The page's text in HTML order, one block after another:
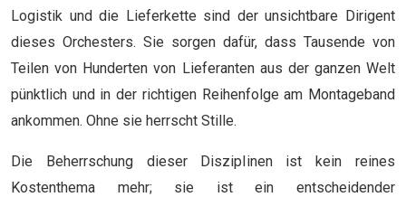
Logistik und die Lieferkette sind der unsichtbare Dirigent
dieses Orchesters. Sie sorgen dafür, dass Tausende von
Teilen von Hunderten von Lieferanten aus der ganzen Welt
pünktlich und in der richtigen Reihenfolge am Montageband
ankommen. Ohne sie herrscht Stille.
Die Beherrschung dieser Disziplinen ist kein reines
Kostenthema mehr; sie ist ein entscheidender